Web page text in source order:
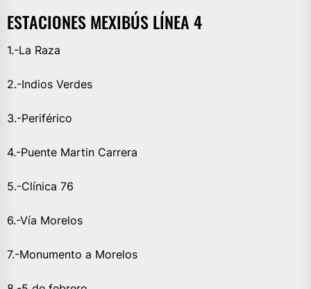
ESTACIONES MEXIBÚS LÍNEA 4
1.-La Raza
2.-Indios Verdes
3.-Periférico
4.-Puente Martin Carrera
5.-Clínica 76
6.-Vía Morelos
7.-Monumento a Morelos